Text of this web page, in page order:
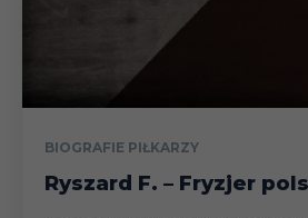
BIOGRAFIE PIŁKARZY
Ryszard F. – Fryzjer